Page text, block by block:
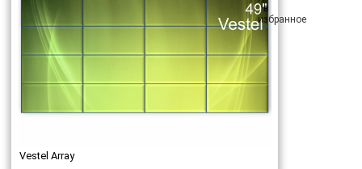
Vestel Array